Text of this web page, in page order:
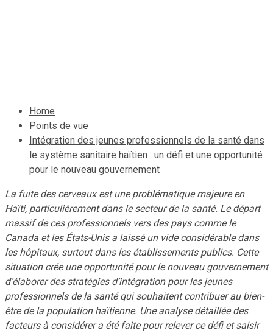
Home
Points de vue
Intégration des jeunes professionnels de la santé dans
le système sanitaire haïtien : un défi et une opportunité
pour le nouveau gouvernement
La fuite des cerveaux est une problématique majeure en
Haïti, particulièrement dans le secteur de la santé. Le départ
massif de ces professionnels vers des pays comme le
Canada et les États-Unis a laissé un vide considérable dans
les hôpitaux, surtout dans les établissements publics. Cette
situation crée une opportunité pour le nouveau gouvernement
d’élaborer des stratégies d’intégration pour les jeunes
professionnels de la santé qui souhaitent contribuer au bien-
être de la population haïtienne. Une analyse détaillée des
facteurs à considérer a été faite pour relever ce défi et saisir